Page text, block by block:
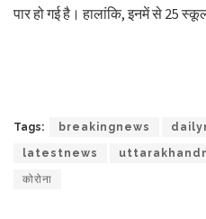
पार हो गई है। हालांकि, इनमें से 25 स्कूली
Tags: breakingnews
latestnews
कोरोना